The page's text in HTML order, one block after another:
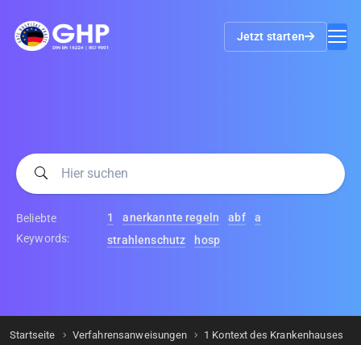
Jetzt starten
Beliebte
Keywords:
1 anerkannte regeln abf
a
strahlenschutz
hosp
Startseite Verfahrensanweisungen
1 Kontext des Krankenhauses